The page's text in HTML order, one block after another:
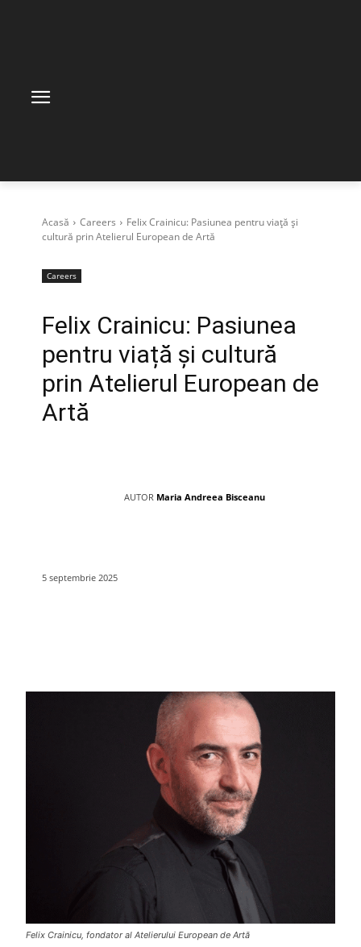
Acasă Careers
Felix Crainicu: Pasiunea pentru viață și
cultură prin Atelierul European de Artă
Careers
Felix Crainicu: Pasiunea
pentru viață și cultură
prin Atelierul European de
Artă
AUTOR Maria Andreea Bisceanu
5 septembrie 2025
Felix Crainicu, fondator al Atelierului European de Artă